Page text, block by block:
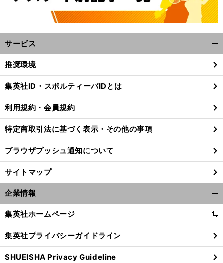
加
藤未唯の「
お
客さんも自然と喜んでくれる
」
テニスの魅力
もうすぐ開幕の全米OPに期待「
今
年はWTAファイナルズ出場を狙っている
」
サービス
閉
る
推奨環境
集英社ID・スポルティーバIDとは
利用規約・会員規約
特定商取引法に基づく表示・その他の事項
ブラウザプッシュ通知について
サイトマップ
企業情報
閉
る
集英社ホームページ
新
し
い
ウ
ィ
集英社プライバシーガイドライン
SHUEISHA Privacy Guideline